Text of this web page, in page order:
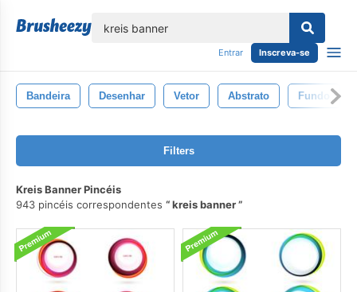
Entrar Inscreva-se
Bandeira Desenhar Vetor Abstrato Fundo
Filters
Kreis Banner Pincéis
943 pincéis correspondentes
kreis banner